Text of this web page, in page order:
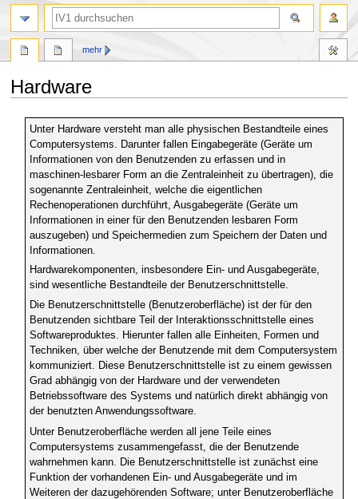
Hardware
Navigation
springen
Suche
springen
Unter Hardware versteht man alle physischen Bestandteile eines
Computersystems. Darunter fallen Eingabegeräte (Geräte um
Informationen von den Benutzenden zu erfassen und in
maschinen-lesbarer Form an die Zentraleinheit zu übertragen), die
sogenannte Zentraleinheit, welche die eigentlichen
Rechenoperationen durchführt, Ausgabegeräte (Geräte um
Informationen in einer für den Benutzenden lesbaren Form
auszugeben) und Speichermedien zum Speichern der Daten und
Informationen.
Hardwarekomponenten, insbesondere Ein- und Ausgabegeräte,
sind wesentliche Bestandteile der Benutzerschnittstelle.
Die Benutzerschnittstelle (Benutzeroberfläche) ist der für den
Benutzenden sichtbare Teil der Interaktionsschnittstelle eines
Softwareproduktes. Hierunter fallen alle Einheiten, Formen und
Techniken, über welche der Benutzende mit dem Computersystem
kommuniziert. Diese Benutzerschnittstelle ist zu einem gewissen
Grad abhängig von der Hardware und der verwendeten
Betriebssoftware des Systems und natürlich direkt abhängig von
der benutzten Anwendungssoftware.
Unter Benutzeroberfläche werden all jene Teile eines
Computersystems zusammengefasst, die der Benutzende
wahrnehmen kann. Die Benutzerschnittstelle ist zunächst eine
Funktion der vorhandenen Ein- und Ausgabegeräte und im
Weiteren der dazugehörenden Software; unter Benutzeroberfläche
mehr
Suche